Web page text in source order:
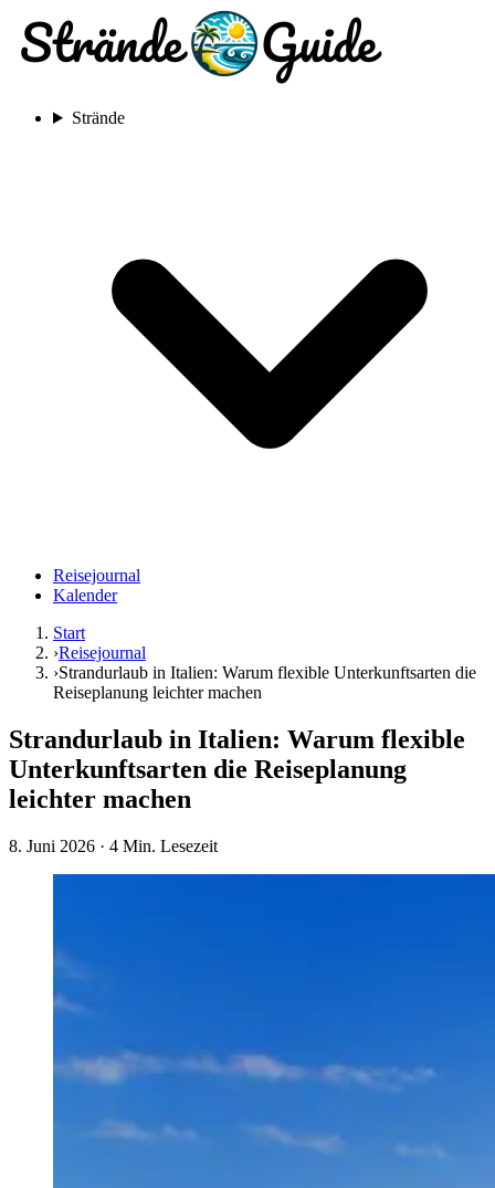
Strände
Reisejournal
Kalender
Start
›Reisejournal
›Strandurlaub in Italien: Warum flexible Unterkunftsarten die
Reiseplanung leichter machen
Strandurlaub in Italien: Warum flexible
Unterkunftsarten die Reiseplanung
leichter machen
8. Juni 2026 · 4 Min. Lesezeit